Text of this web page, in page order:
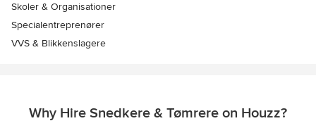
Skoler & Organisationer
Specialentreprenører
VVS & Blikkenslagere
Why Hire Snedkere & Tømrere on Houzz?